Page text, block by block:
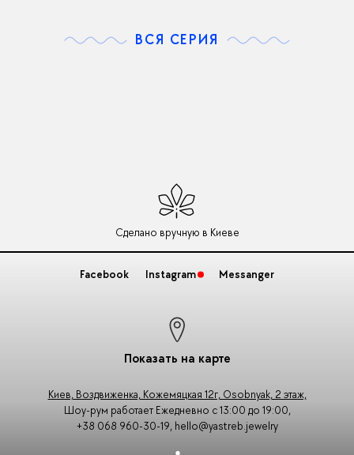
ВСЯ СЕРИЯ
Сделано вручную в Киеве
Facebook Instagram Messanger
Показать на карте
Киев, Воздвиженка, Кожемяцкая 12г, Osobnyak, 2 этаж,
Шоу-рум работает Ежедневно с 13:00 до 19:00,
+38 068 960-30-19, hello@yastreb.jewelry